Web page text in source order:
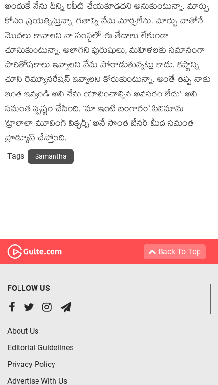
అందుకే నేను దీన్ని రిపీట్ చేయకూడదని అనుకుంటున్నా. మార్పు
కోసం ప్రయత్నిస్తున్నా. గతాన్ని నేను మార్చలేను. మార్పు నాతోనే
మొదలు కావాలని నా సంస్థలో ఈ తేడాలు లేకుండా
చూసుకుంటున్నా. అలాగని పురుషులు, మహిళలకు సమానంగా
పారితోషకాలు ఇవ్వాలని నేను పోరాడుతున్నట్లు కాదు. కష్టాన్ని
చూసి రెమ్యూనరేషన్ ఇవ్వాలని కోరుకుంటున్నా. అంతే తప్ప నాకు
ఇంత ఇవ్వండి అని నేను యాచించాల్సిన అవసరం లేదు’’ అని
సమంత స్పష్టం చేసింది. ‘మా ఇంటి బంగారం’ సినిమాను
‘ట్రాలాలా మూవింగ్ పిక్చర్స్’ అనే సొంత బేనర్ మీద సమంత
ప్రొడ్యూస్ చేస్తోంది.
Tags Samantha
Back To Top
FOLLOW US
About Us
Editorial Guidelines
Privacy Policy
Advertise With Us